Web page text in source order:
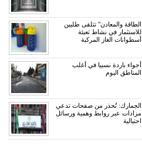
الطاقة والمعادن" تتلقى طلبين
للاستثمار في نشاط تعبئة
أسطوانات الغاز المركبة
أجواء باردة نسبيا في أغلب
المناطق اليوم
الجمارك: تُحذر من صفحات تدعي
مزادات عبر روابط وهمية ورسائل
احتيالية